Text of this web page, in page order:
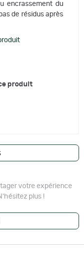
encrassement du
de résidus après
produit
votre expérience
plus !